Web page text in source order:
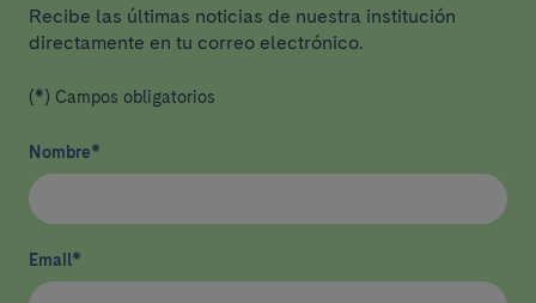
Recibe las últimas noticias de nuestra institución
directamente en tu correo electrónico.
(*) Campos obligatorios
Nombre*
Email*